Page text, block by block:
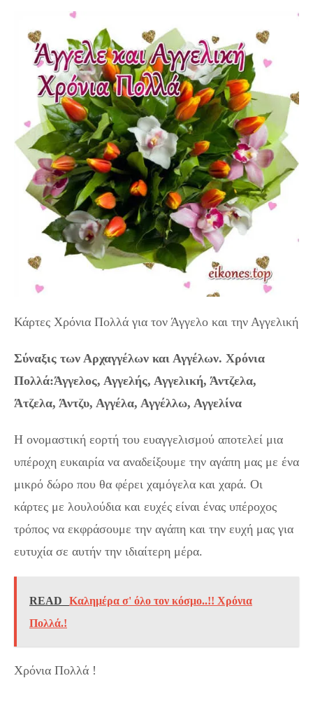
Κάρτες Χρόνια Πολλά για τον Άγγελο και την Αγγελική
Σύναξις των Αρχαγγέλων και Αγγέλων. Χρόνια
Πολλά:Άγγελος, Αγγελής, Αγγελική, Άντζελα,
Άτζελα, Άντζυ, Αγγέλα, Αγγέλλω, Αγγελίνα
Η ονομαστική εορτή του ευαγγελισμού αποτελεί μια
υπέροχη ευκαιρία να αναδείξουμε την αγάπη μας με ένα
μικρό δώρο που θα φέρει χαμόγελα και χαρά. Οι
κάρτες με λουλούδια και ευχές είναι ένας υπέροχος
τρόπος να εκφράσουμε την αγάπη και την ευχή μας για
ευτυχία σε αυτήν την ιδιαίτερη μέρα.
READ
Καλημέρα σ' όλο τον κόσμο..!! Χρόνια
Πολλά.!
Χρόνια Πολλά !